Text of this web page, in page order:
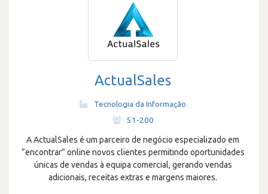
ActualSales
Tecnologia da Informação
51-200
A ActualSales é um parceiro de negócio especializado em
“encontrar” online novos clientes permitindo oportunidades
únicas de vendas à equipa comercial, gerando vendas
adicionais, receitas extras e margens maiores.